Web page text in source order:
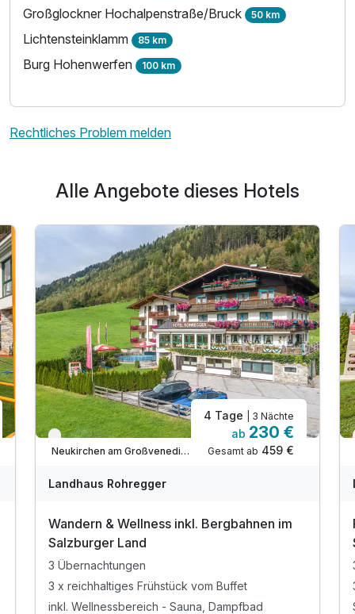
Großglockner Hochalpenstraße/Bruck 50 km
Lichtensteinklamm 85 km
Burg Hohenwerfen 100 km
Rechtliches Problem melden
Alle Angebote dieses Hotels
Nur noch bis Oktober
Neukirchen am Großvenediger, Nationalpark Hohe Tauern im Salzburger Land
4 Tage | 3 Nächte
ab 230 €
Gesamt ab 459 €
Landhaus Rohregger
Wandern & Wellness inkl. Bergbahnen im
Salzburger Land
3 Übernachtungen
3 x reichhaltiges Frühstück vom Buffet
inkl. Wellnessbereich - Sauna, Dampfbad